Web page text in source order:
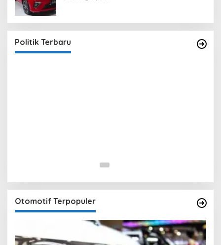
Politik Terbaru
Yasin
In Berita, Politik |
Otomotif Terpopuler